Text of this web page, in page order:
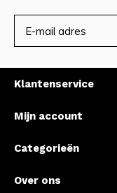
Klantenservice
Mijn account
Categorieën
Over ons